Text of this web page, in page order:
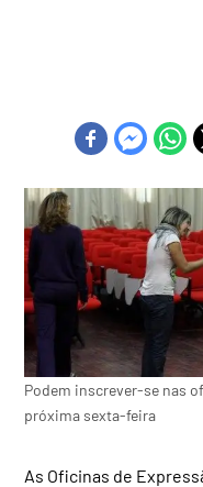
Podem inscrever-se nas
próxima sexta-feira
As Oficinas de